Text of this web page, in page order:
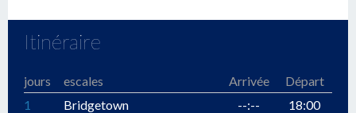
Itinéraire
jours escales Arrivée
Départ
1
Bridgetown --:--
18:00